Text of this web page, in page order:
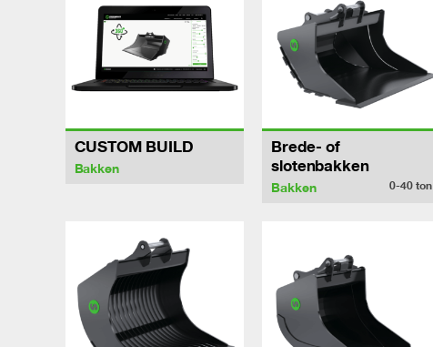
CUSTOM BUILD
Bakken
Brede- of
slotenbakken
Bakken 0-40ton